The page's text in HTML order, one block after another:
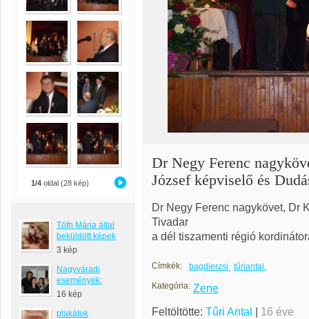
1/4 oldal (28 kép)
Tóth Mária által
beküldött képek
3 kép
Nagyváradi
események:
16 kép
plakátok
Dr Negy Ferenc
József képviselő és
Dr Negy Ferenc nagykövet, Dr
Tivadar
a dél tiszamenti régió
Címkék: bagdierzsi
tűriantal.
Kategória: Zene
Feltöltötte: Tűri Antal | 16 éve